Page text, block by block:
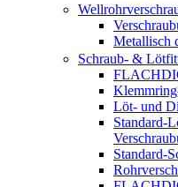
Metallisch
Schraub- &
Löt- und
Standard-
Standard-